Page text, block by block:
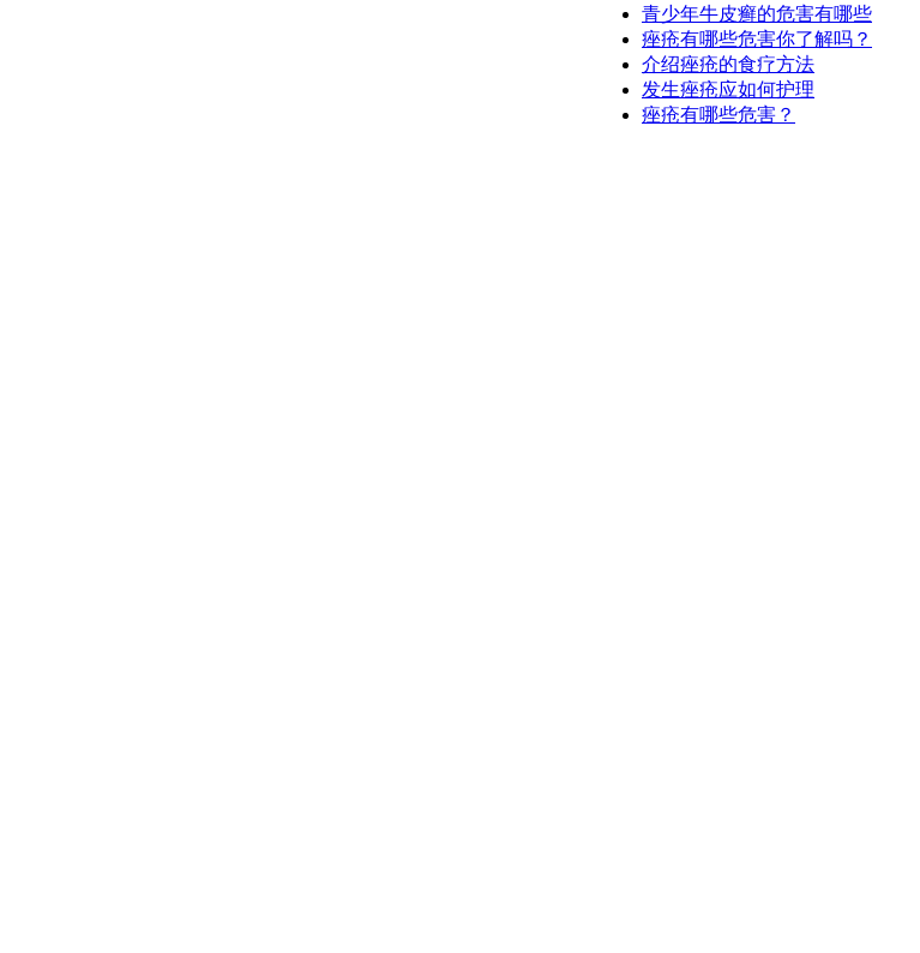
青少年牛皮癣的危害有哪些
痤疮有哪些危害你了解吗？
介绍痤疮的食疗方法
发生痤疮应如何护理
痤疮有哪些危害？